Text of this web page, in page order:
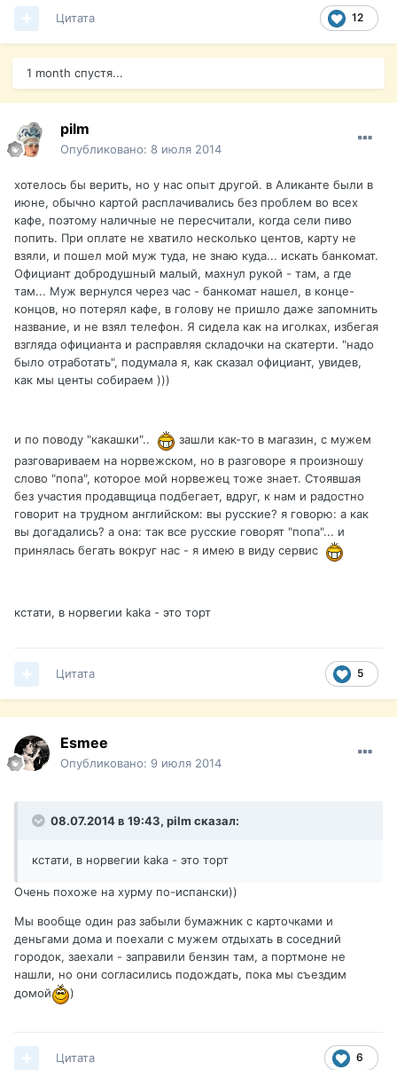
12
Цитата
1 month спустя...
pilm
Опубликовано: 8 июля 2014
хотелось бы верить, но у нас опыт другой. в Аликанте были в
июне, обычно картой расплачивались без проблем во всех
кафе, поэтому наличные не пересчитали, когда сели пиво
попить. При оплате не хватило несколько центов, карту не
взяли, и пошел мой муж туда, не знаю куда... искать банкомат.
Официант добродушный малый, махнул рукой - там, а где
там... Муж вернулся через час - банкомат нашел, в конце-
концов, но потерял кафе, в голову не пришло даже запомнить
название, и не взял телефон. Я сидела как на иголках, избегая
взгляда официанта и расправляя складочки на скатерти. "надо
было отработать", подумала я, как сказал официант, увидев,
как мы центы собираем )))
и по поводу "какашки"..
зашли как-то в магазин, с мужем
разговариваем на норвежском, но в разговоре я произношу
слово "попа", которое мой норвежец тоже знает. Стоявшая
без участия продавщица подбегает, вдруг, к нам и радостно
говорит на трудном английском: вы русские? я говорю: а как
вы догадались? а она: так все русские говорят "попа"... и
принялась бегать вокруг нас - я имею в виду сервис
кстати, в норвегии kaka - это торт
5
Цитата
Esmee
Опубликовано: 9 июля 2014
08.07.2014 в 19:43, pilm сказал:
кстати, в норвегии kaka - это торт
Очень похоже на хурму по-испански))
Мы вообще один раз забыли бумажник с карточками и
деньгами дома и поехали с мужем отдыхать в соседний
городок, заехали - заправили бензин там, а портмоне не
нашли, но они согласились подождать, пока мы съездим
домой
)
6
Цитата